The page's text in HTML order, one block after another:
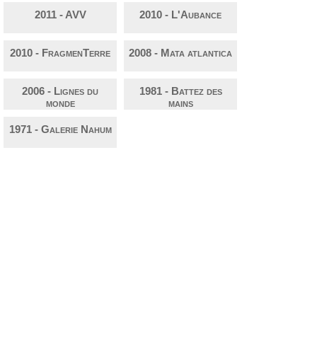
2011 - AVV 2010 - L'Aubance
2010 - FragmenTerre 2008 - Mata atlantica
2006 - Lignes du
monde
1981 - Battez des
mains
1971 - Galerie Nahum